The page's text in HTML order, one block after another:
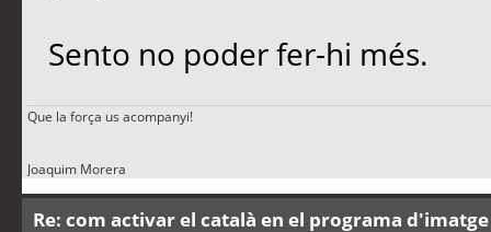
Sento no poder fer-hi més.
Que la força us acompanyi!
Joaquim Morera
Re: com activar el català en el programa